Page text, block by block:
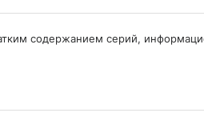
содержанием серий,